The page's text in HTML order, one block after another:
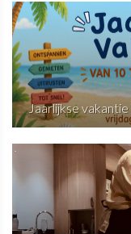
Jaarlijkse